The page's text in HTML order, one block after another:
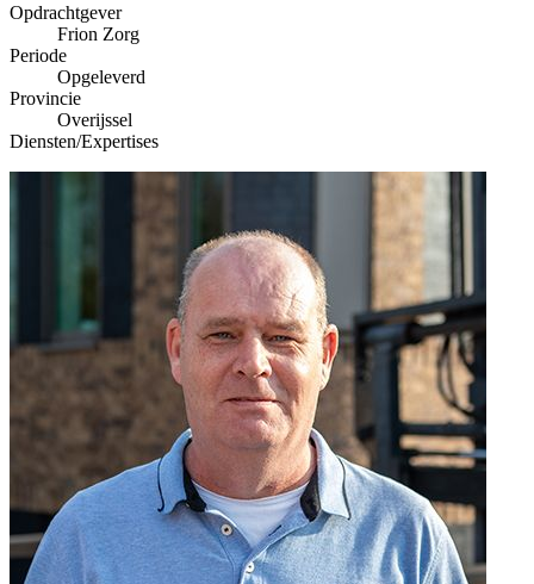
Opdrachtgever
Frion Zorg
Periode
Opgeleverd
Provincie
Overijssel
Diensten/Expertises